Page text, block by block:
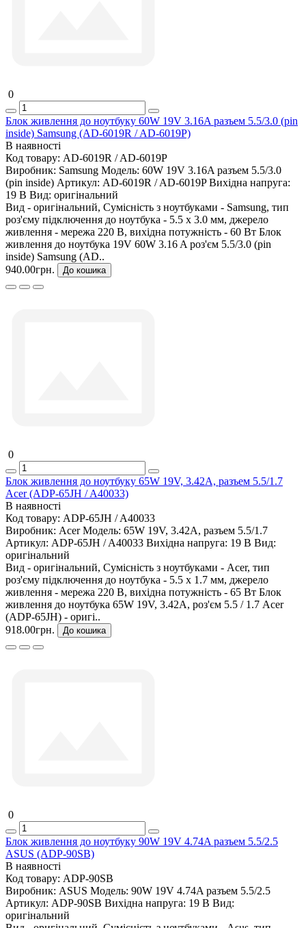
0
Блок живлення до ноутбуку 60W 19V 3.16A разъем 5.5/3.0 (pin
inside) Samsung (AD-6019R / AD-6019P)
В наявності
Код товару: AD-6019R / AD-6019P
Виробник: Samsung Модель: 60W 19V 3.16A разъем 5.5/3.0
(pin inside) Артикул: AD-6019R / AD-6019P Вихідна напруга:
19 В Вид: оригінальний
Вид - оригінальний, Сумісність з ноутбуками - Samsung, тип
роз'єму підключення до ноутбука - 5.5 x 3.0 мм, джерело
живлення - мережа 220 В, вихідна потужність - 60 Вт Блок
живлення до ноутбука 19V 60W 3.16 A роз'єм 5.5/3.0 (pin
inside) Samsung (AD..
940.00грн.
До кошика
0
Блок живлення до ноутбуку 65W 19V, 3.42A, разъем 5.5/1.7
Acer (ADP-65JH / A40033)
В наявності
Код товару: ADP-65JH / A40033
Виробник: Acer Модель: 65W 19V, 3.42A, разъем 5.5/1.7
Артикул: ADP-65JH / A40033 Вихідна напруга: 19 В Вид:
оригінальний
Вид - оригінальний, Сумісність з ноутбуками - Acer, тип
роз'єму підключення до ноутбука - 5.5 x 1.7 мм, джерело
живлення - мережа 220 В, вихідна потужність - 65 Вт Блок
живлення до ноутбука 65W 19V, 3.42A, роз'єм 5.5 / 1.7 Acer
(ADP-65JH) - оригі..
918.00грн.
До кошика
0
Блок живлення до ноутбуку 90W 19V 4.74A разъем 5.5/2.5
ASUS (ADP-90SB)
В наявності
Код товару: ADP-90SB
Виробник: ASUS Модель: 90W 19V 4.74A разъем 5.5/2.5
Артикул: ADP-90SB Вихідна напруга: 19 В Вид:
оригінальний